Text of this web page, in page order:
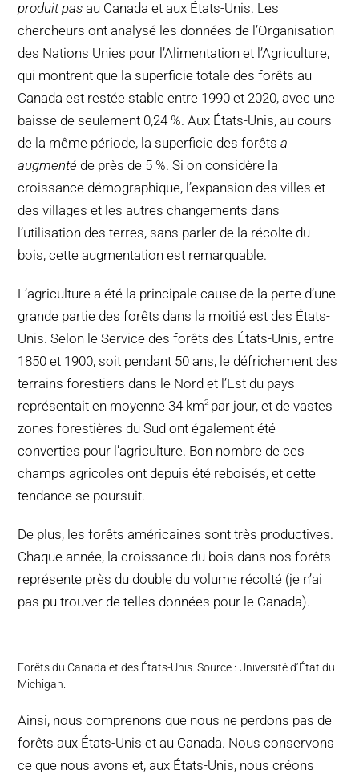
produit pas au Canada et aux États-Unis. Les
chercheurs ont analysé les données de l’Organisation
des Nations Unies pour l’Alimentation et l’Agriculture,
qui montrent que la superficie totale des forêts au
Canada est restée stable entre 1990 et 2020, avec une
baisse de seulement 0,24 %. Aux États-Unis, au cours
de la même période, la superficie des forêtsa
augmenté de près de 5 %. Si on considère la
croissance démographique, l’expansion des villes et
des villages et les autres changements dans
l’utilisation des terres, sans parler de la récolte du
bois, cette augmentation est remarquable.
L’agriculture a été la principale cause de la perte d’une
grande partie des forêts dans la moitié est des États-
Unis. Selon le Service des forêts des États-Unis, entre
1850 et 1900, soit pendant 50 ans, le défrichement des
terrains forestiers dans le Nord et l’Est du pays
représentait en moyenne 34 km2 par jour, et de vastes
zones forestières du Sud ont également été
converties pour l’agriculture. Bon nombre de ces
champs agricoles ont depuis été reboisés, et cette
tendance se poursuit.
De plus, les forêts américaines sont très productives.
Chaque année, la croissance du bois dans nos forêts
représente près du double du volume récolté (je n’ai
pas pu trouver de telles données pour le Canada).
Forêts du Canada et des États-Unis. Source : Université d’État du
Michigan.
Ainsi, nous comprenons que nous ne perdons pas de
forêts aux États-Unis et au Canada. Nous conservons
ce que nous avons et, aux États-Unis, nous créons